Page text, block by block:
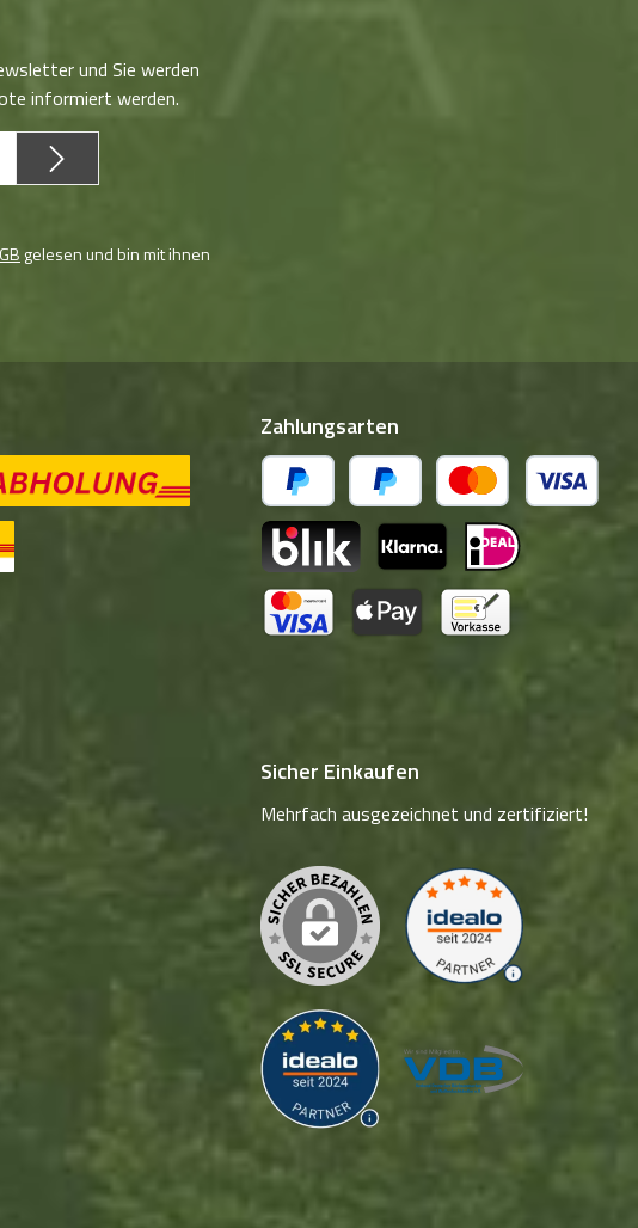
und Sie werden
informiert werden.
gelesen und bin mit ihnen
Zahlungsarten
PayPal Später BezahlenKredit- oder Debitkarte
BLIK Klarna (via Stripe)iDeal (via Stripe)
Apple Pay / Google Pay (via Stripe)
Sicher Einkaufen
Mehrfach ausgezeichnet und zertifiziert!